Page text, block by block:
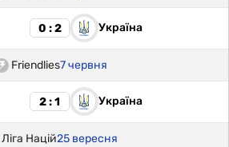
0 : 2 Україна
Friendlies7 червня
2 : 1 Україна
Ліга Націй25 вересня